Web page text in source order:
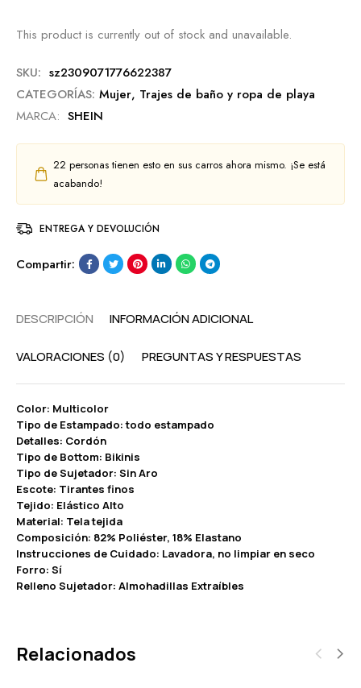
This product is currently out of stock and unavailable.
SKU: sz2309071776622387
CATEGORÍAS: Mujer, Trajes de baño y ropa de playa
MARCA: SHEIN
22 personas tienen esto en sus carros ahora mismo. ¡Se está
acabando!
ENTREGA Y DEVOLUCIÓN
Compartir:
DESCRIPCIÓN INFORMACIÓN ADICIONAL
VALORACIONES (0) PREGUNTAS Y RESPUESTAS
Color: Multicolor
Tipo de Estampado: todo estampado
Detalles: Cordón
Tipo de Bottom: Bikinis
Tipo de Sujetador: Sin Aro
Escote: Tirantes finos
Tejido: Elástico Alto
Material: Tela tejida
Composición: 82% Poliéster, 18% Elastano
Instrucciones de Cuidado: Lavadora, no limpiar en seco
Forro: Sí
Relleno Sujetador: Almohadillas Extraíbles
Relacionados